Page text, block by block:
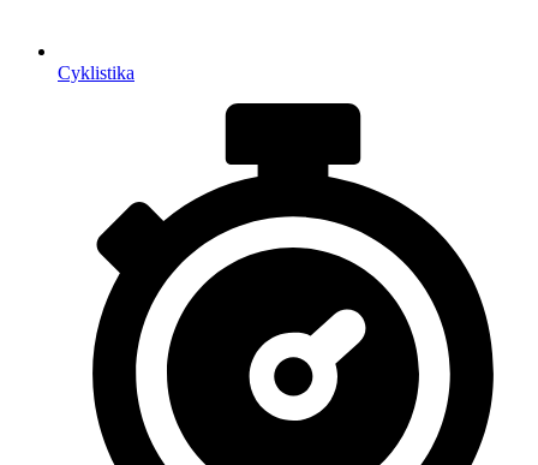
Cyklistika